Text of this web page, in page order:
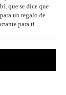
que se dice que
un regalo de
para ti.